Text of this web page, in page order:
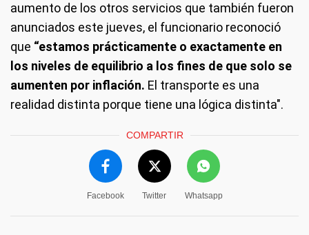
aumento de los otros servicios que también fueron
anunciados este jueves, el funcionario reconoció
que “estamos prácticamente o exactamente en
los niveles de equilibrio a los fines de que solo se
aumenten por inflación. El transporte es una
realidad distinta porque tiene una lógica distinta".
COMPARTIR
Facebook Twitter Whatsapp